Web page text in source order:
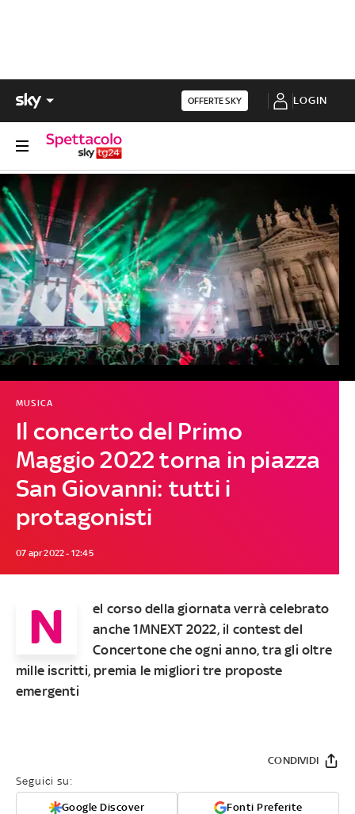
OFFERTE SKY LOGIN
Il concerto del Primo
Maggio 2022 torna in piazza
San Giovanni: tutti i
protagonisti
MUSICA
07 apr 2022 - 12:45
N
el corso della giornata verrà celebrato
anche 1MNEXT 2022, il contest del
Concertone che ogni anno, tra gli oltre
mille iscritti, premia le migliori tre proposte
emergenti
Seguici su:
Google Discover Fonti Preferite
CONDIVIDI